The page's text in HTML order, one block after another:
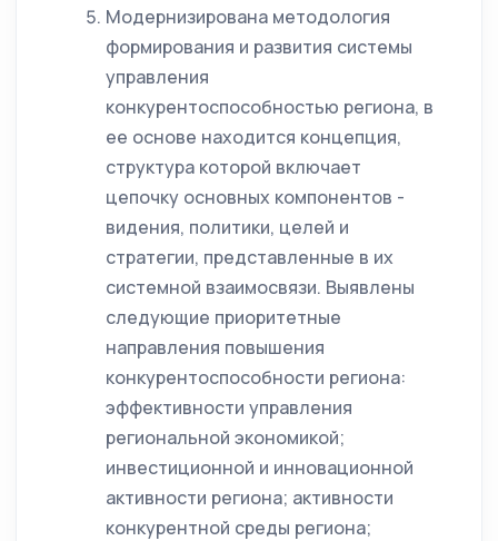
Модернизирована методология
формирования и развития системы
управления
конкурентоспособностью региона, в
ее основе находится концепция,
структура которой включает
цепочку основных компонентов -
видения, политики, целей и
стратегии, представленные в их
системной взаимосвязи. Выявлены
следующие приоритетные
направления повышения
конкурентоспособности региона:
эффективности управления
региональной экономикой;
инвестиционной и инновационной
активности региона; активности
конкурентной среды региона;